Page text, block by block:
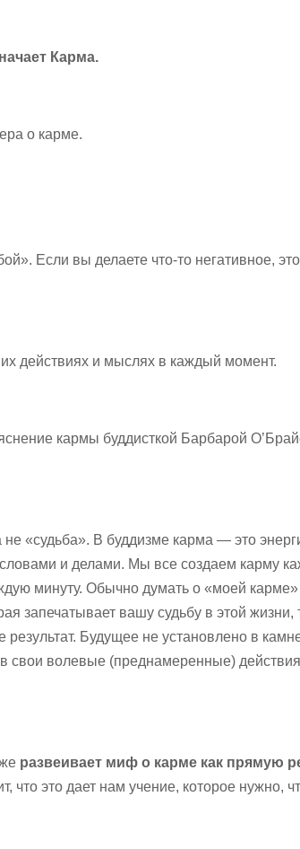
Карма.
о карме.
Если вы делаете что-то негативное,
действиях и мыслях в каждый момент.
кармы буддисткой Барбарой
не «судьба». В буддизме карма— это
и делами. Мы все создаем карму
минуту. Обычно думать о «моей карме»
запечатывает вашу судьбу в этой жизни,
результат. Будущее не установлено в
свои волевые (преднамеренные)
развеивает миф о карме как прямую
что это дает нам учение, которое нужно,